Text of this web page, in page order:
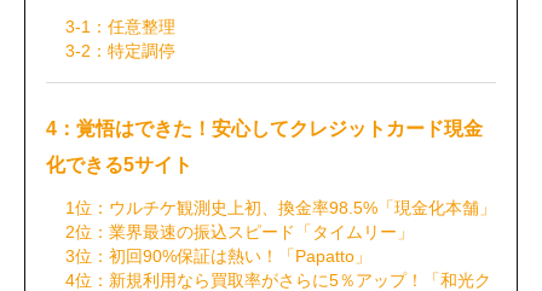
3-1：任意整理
3-2：特定調停
4：覚悟はできた！安心してクレジットカード現金
化できる5サイト
1位：ウルチケ観測史上初、換金率98.5%「現金化本舗」
2位：業界最速の振込スピード「タイムリー」
3位：初回90%保証は熱い！「Papatto」
4位：新規利用なら買取率がさらに5％アップ！「和光ク